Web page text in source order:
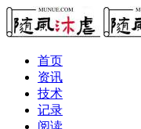
首页
资讯
技术
记录
阅读